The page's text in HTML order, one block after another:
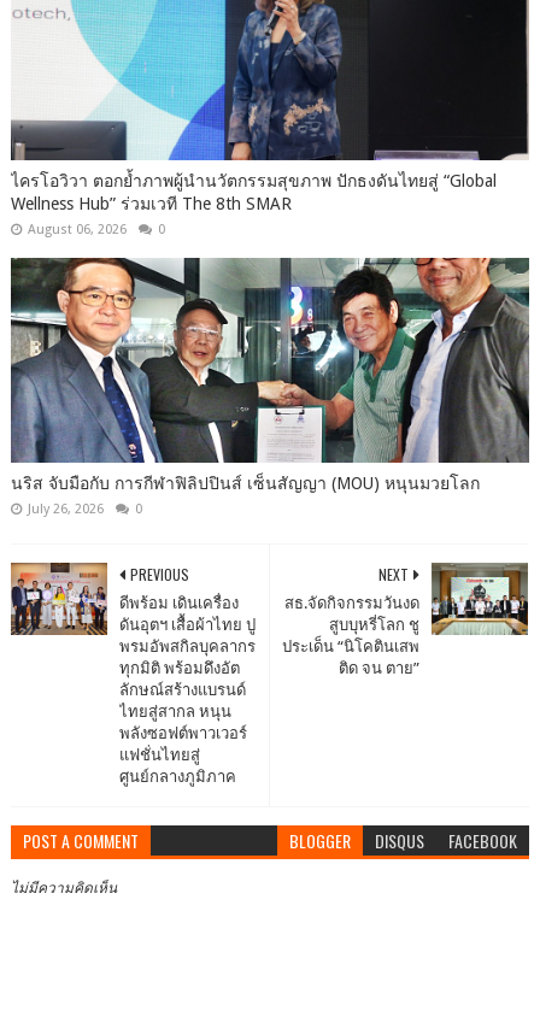
ไครโอวิวา ตอกย้ำภาพผู้นำนวัตกรรมสุขภาพ ปักธงดันไทยสู่ “Global
Wellness Hub” ร่วมเวที The 8th SMAR
August 06, 2026 0
นริส จับมือกับ การกีฬาฟิลิปปินส์ เซ็นสัญญา (MOU) หนุนมวยโลก
July 26, 2026 0
NEXT
สธ.จัดกิจกรรมวันงด
สูบบุหรี่โลก ชู
ประเด็น “นิโคตินเสพ
ติด จน ตาย”
PREVIOUS
ดีพร้อม เดินเครื่อง
ดันอุตฯ เสื้อผ้าไทย ปู
พรมอัพสกิลบุคลากร
ทุกมิติ พร้อมดึงอัต
ลักษณ์สร้างแบรนด์
ไทยสู่สากล หนุน
พลังซอฟต์พาวเวอร์
แฟชั่นไทยสู่
ศูนย์กลางภูมิภาค
POST A COMMENT BLOGGER DISQUS FACEBOOK
ไม่มีความคิดเห็น